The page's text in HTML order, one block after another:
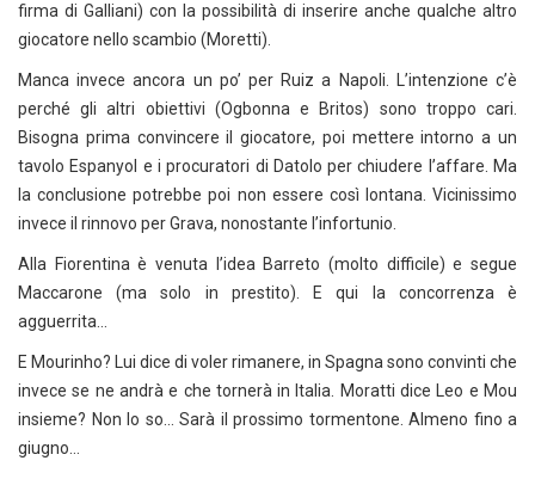
firma di Galliani) con la possibilità di inserire anche qualche altro
giocatore nello scambio (Moretti).
Manca invece ancora un po’ per Ruiz a Napoli. L’intenzione c’è
perché gli altri obiettivi (Ogbonna e Britos) sono troppo cari.
Bisogna prima convincere il giocatore, poi mettere intorno a un
tavolo Espanyol e i procuratori di Datolo per chiudere l’affare. Ma
la conclusione potrebbe poi non essere così lontana. Vicinissimo
invece il rinnovo per Grava, nonostante l’infortunio.
Alla Fiorentina è venuta l’idea Barreto (molto difficile) e segue
Maccarone (ma solo in prestito). E qui la concorrenza è
agguerrita…
E Mourinho? Lui dice di voler rimanere, in Spagna sono convinti che
invece se ne andrà e che tornerà in Italia. Moratti dice Leo e Mou
insieme? Non lo so… Sarà il prossimo tormentone. Almeno fino a
giugno…